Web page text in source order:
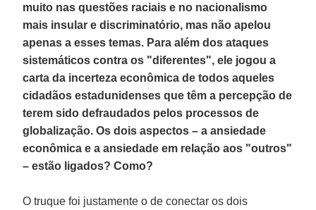
muito nas questões raciais e no nacionalismo
mais insular e discriminatório, mas não apelou
apenas a esses temas. Para além dos ataques
sistemáticos contra os "diferentes", ele jogou a
carta da incerteza econômica de todos aqueles
cidadãos estadunidenses que têm a percepção de
terem sido defraudados pelos processos de
globalização. Os dois aspectos – a ansiedade
econômica e a ansiedade em relação aos "outros"
– estão ligados? Como?
O truque foi justamente o de conectar os dois